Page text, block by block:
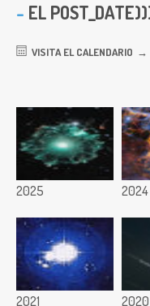
EL
VISITA EL CALENDARIO
2025 2024
2021 2020